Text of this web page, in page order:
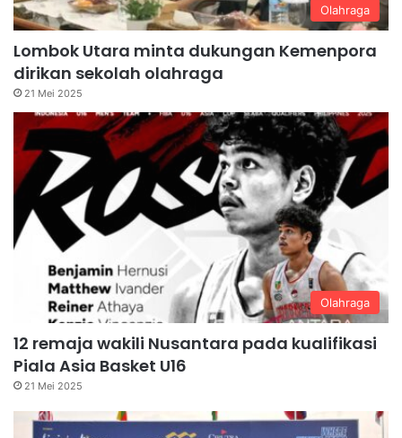
Olahraga
Lombok Utara minta dukungan Kemenpora
dirikan sekolah olahraga
21 Mei 2025
Olahraga
12 remaja wakili Nusantara pada kualifikasi
Piala Asia Basket U16
21 Mei 2025